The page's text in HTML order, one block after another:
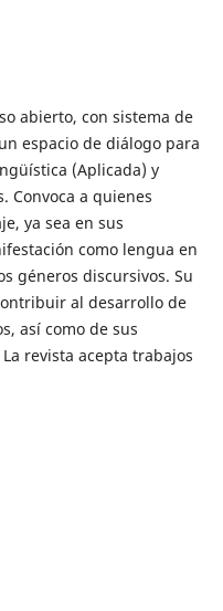
abierto, con sistema de
espacio de diálogo para
(Aplicada) y
Convoca a quienes
ya sea en sus
como lengua en
géneros discursivos. Su
al desarrollo de
así como de sus
revista acepta trabajos